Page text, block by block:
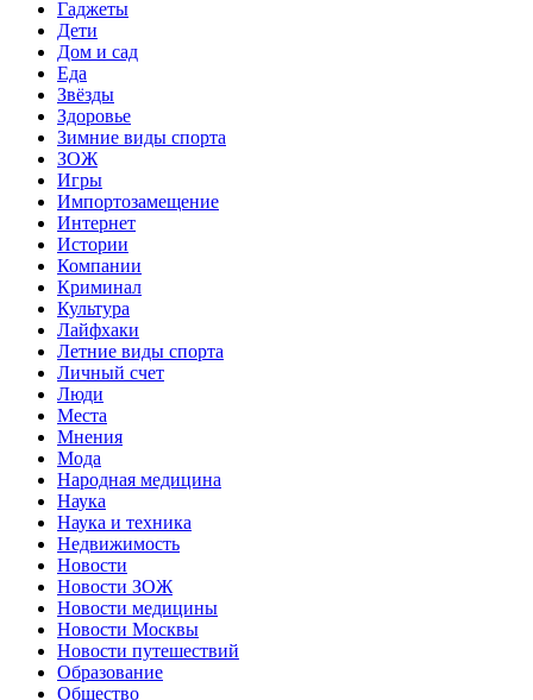
Гаджеты
Дети
Дом и сад
Еда
Звёзды
Здоровье
Зимние виды спорта
ЗОЖ
Игры
Импортозамещение
Интернет
Истории
Компании
Криминал
Культура
Лайфхаки
Летние виды спорта
Личный счет
Люди
Места
Мнения
Мода
Народная медицина
Наука
Наука и техника
Недвижимость
Новости
Новости ЗОЖ
Новости медицины
Новости Москвы
Новости путешествий
Образование
Общество